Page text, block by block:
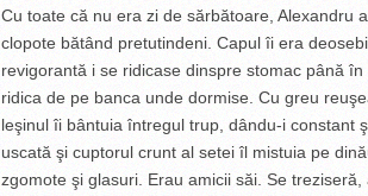
Cu toate că nu era zi de sărbătoare, Alexandru
clopote bătând pretutindeni. Capul îi era
revigorantă i se ridicase dinspre stomac până
ridica de pe banca unde dormise. Cu greu
leşinul îi bântuia întregul trup, dându-i constant
uscată şi cuptorul crunt al setei îl mistuia pe
zgomote şi glasuri. Erau amicii săi. Se